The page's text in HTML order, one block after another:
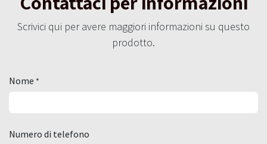
Scrivici qui per avere maggiori informazioni su questo
prodotto.
Nome *
Numero di telefono